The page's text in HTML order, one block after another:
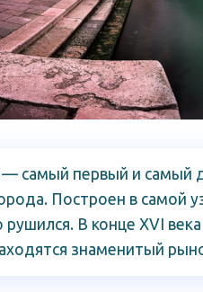
самый первый и самый
Построен в самой
рушился. В конце XVI
знаменитый